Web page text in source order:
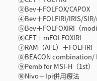
③Bev＋FOLFOX/CAPOX
④Bev＋FOLFIRI/IRIS/SIR/
⑤Bev＋FOLFOXIRI（
⑥CET＋mFOLFOXIRI
⑦RAM（AFL）＋FOLFIRI
⑧BEACON combination/
⑨Pemb for MSI-H（1st）
⑩Nivo＋Ipi併用療法